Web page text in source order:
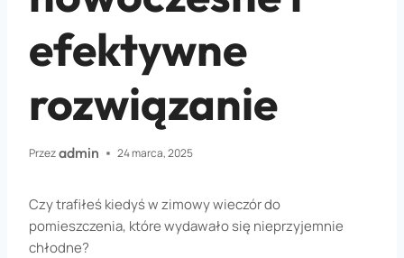
efektywne
rozwiązanie
Przezadmin 24 marca, 2025
Czy trafiłeś kiedyś w zimowy wieczór do
pomieszczenia, które wydawało się nieprzyjemnie
chłodne?